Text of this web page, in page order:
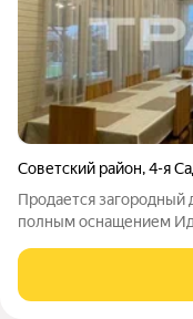
Советский район,4-я
Продается
полным оснащением
редко, находится в
для комфортной жизни